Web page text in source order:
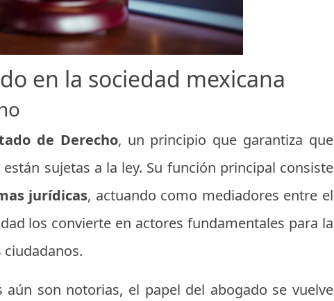
en la sociedad mexicana
de Derecho, un principio que garantiza que
sujetas a la ley. Su función principal consiste
jurídicas, actuando como mediadores entre el
los convierte en actores fundamentales para la
son notorias, el papel del abogado se vuelve